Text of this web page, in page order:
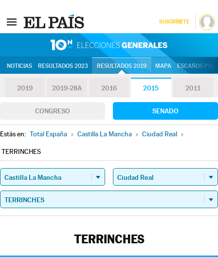
SUSCRÍBETE
NOTICIAS RESULTADOS 2023 RESULTADOS 2019 MAPA ESCAÑOS
2019 2019-28A 2016 2015 2011
CONGRESO SENADO
Estás en: Total España » Castilla La Mancha » Ciudad Real »
TERRINCHES
TERRINCHES